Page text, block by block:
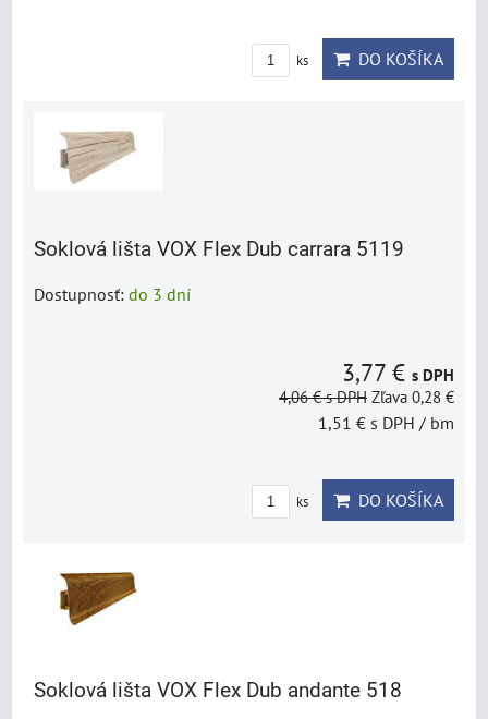
ks DO KOŠÍKA
Soklová lišta VOX Flex Dub carrara 5119
Dostupnosť: do 3 dní
3,77 € s DPH
4,06 €s DPH Zľava 0,28 €
1,51 € s DPH / bm
ks DO KOŠÍKA
Soklová lišta VOX Flex Dub andante 518